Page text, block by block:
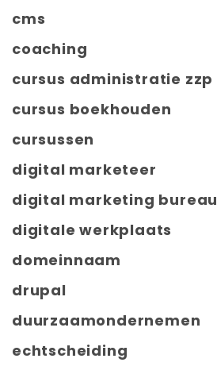
cms
coaching
cursus administratie zzp
cursus boekhouden
cursussen
digital marketeer
digital marketing bureau
digitale werkplaats
domeinnaam
drupal
duurzaamondernemen
echtscheiding